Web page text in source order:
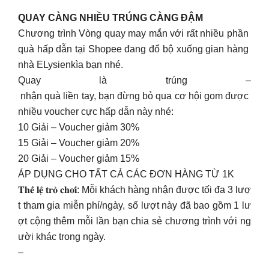
QUAY CÀNG NHIỀU TRÚNG CÀNG ĐẬM
Chương trình Vòng quay may mắn với rất nhiều phần
quà hấp dẫn tại Shopee đang đổ bộ xuống gian hàng
nhà ELysienkìa bạn nhé.
Quay là trúng –
nhận quà liền tay, bạn đừng bỏ qua cơ hội gom được
nhiều voucher cực hấp dẫn này nhé:
10 Giải – Voucher giảm 30%
15 Giải – Voucher giảm 20%
20 Giải – Voucher giảm 15%
ÁP DỤNG CHO TẤT CẢ CÁC ĐƠN HÀNG TỪ 1K
𝐓𝐡𝐞̂̉ 𝐥𝐞̣̂ 𝐭𝐫𝐨̀ 𝐜𝐡𝐨̛𝐢: Mỗi khách hàng nhận được tối đa 3 lượ
t tham gia miễn phí/ngày, số lượt này đã bao gồm 1 lư
ợt cộng thêm mỗi lần bạn chia sẻ chương trình với ng
ười khác trong ngày.
–